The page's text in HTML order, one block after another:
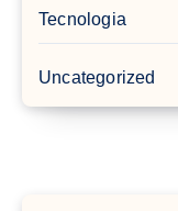
Tecnologia
Uncategorized